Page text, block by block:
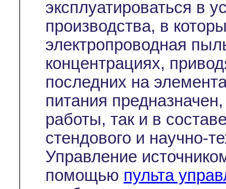
эксплуатироваться в
производства, в
электропроводная
концентрациях,
последних на
питания
работы, так и в
стендового и научно-
Управление
помощью пульта